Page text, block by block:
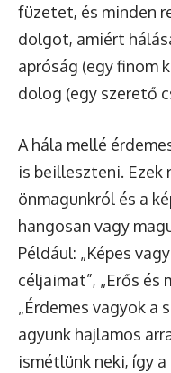
füzetet, és minden
dolgot, amiért
apróság (egy finom
dolog (egy szerető
A hála mellé
is beilleszteni.
önmagunkról és a
hangosan vagy
Például: „Képes
céljaimat”, „Erős és
„Érdemes vagyok a
agyunk hajlamos
ismétlünk neki, így